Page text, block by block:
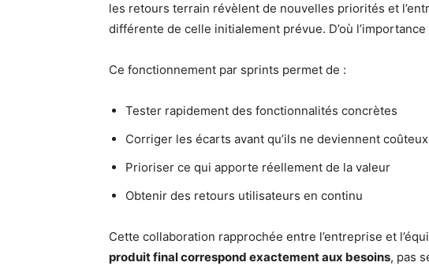
les retours terrain révèlent de nouvelles priorités et
différente de celle initialement prévue. D’où
Ce fonctionnement par sprints permet de :
Tester rapidement des fonctionnalités concrètes
Corriger les écarts avant qu’ils ne deviennent coûteux
Prioriser ce qui apporte réellement de la valeur
Obtenir des retours utilisateurs en continu
Cette collaboration rapprochée entre l’entreprise et
produit final correspond exactement aux besoins, pas